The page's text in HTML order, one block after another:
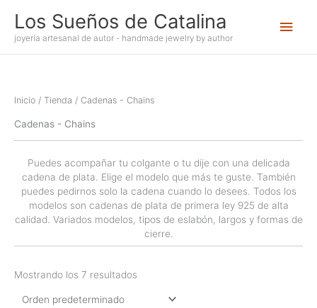
contenido
Los Sueños de Catalina
joyería artesanal de autor - handmade jewelry by author
Inicio / Tienda / Cadenas - Chains
Cadenas - Chains
Puedes acompañar tu colgante o tu dije con una delicada
cadena de plata. Elige el modelo que más te guste. También
puedes pedirnos solo la cadena cuando lo desees. Todos los
modelos son cadenas de plata de primera ley 925 de alta
calidad. Variados modelos, tipos de eslabón, largos y formas de
cierre.
Mostrando los 7 resultados